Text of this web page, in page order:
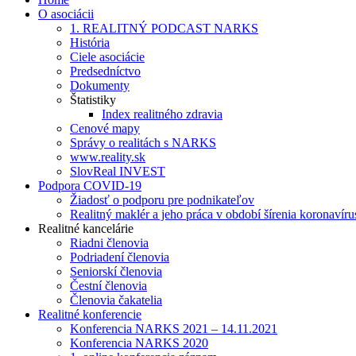
O asociácii
1. REALITNÝ PODCAST NARKS
História
Ciele asociácie
Predsedníctvo
Dokumenty
Štatistiky
Index realitného zdravia
Cenové mapy
Správy o realitách s NARKS
www.reality.sk
SlovReal INVEST
Podpora COVID-19
Žiadosť o podporu pre podnikateľov
Realitný maklér a jeho práca v období šírenia
Realitné kancelárie
Riadni členovia
Podriadení členovia
Seniorskí členovia
Čestní členovia
Členovia čakatelia
Realitné konferencie
Konferencia NARKS 2021 – 14.11.2021
Konferencia NARKS 2020